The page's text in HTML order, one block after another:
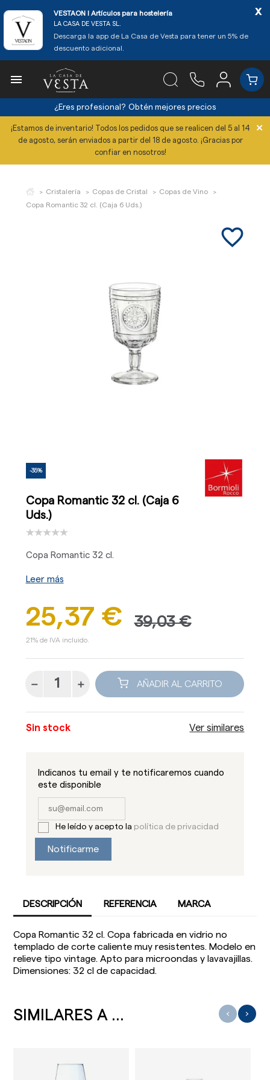
VESTAON l Artículos para hostelería
LA CASA DE VESTA SL.
Descarga la app de La Casa de Vesta para tener un 5% de
descuento adicional.
x

¿Eres profesional? Obtén mejores precios
¡Estamos de inventario! Todos los pedidos que se realicen del 5 al 14
de agosto, serán enviados a partir del 18 de agosto. ¡Gracias por
confiar en nosotros!
×
Cristalería Copas de Cristal
Copas de Vino
Copa Romantic 32 cl. (Caja 6 Uds.)
favorite_border
-35%
Copa Romantic 32 cl. (Caja 6
Uds.)
Copa Romantic 32 cl.
Leer más
25,37 € 39,03 €
21% de IVA incluido.
AÑADIR AL CARRITO
Sin stock Ver similares
Indicanos tu email y te notificaremos cuando
este disponible
He leído y acepto la política de privacidad
Notificarme
DESCRIPCIÓN REFERENCIA MARCA
Copa Romantic 32 cl. Copa fabricada en vidrio no
templado de corte caliente muy resistentes. Modelo en
relieve tipo vintage. Apto para microondas y lavavajillas.
Dimensiones: 32 cl de capacidad.
SIMILARES A ... ‹ ›